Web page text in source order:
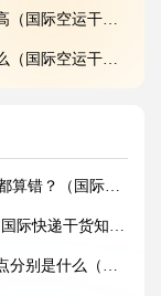
干货知识分享）
干货知识分享）
马逊卖家请注意）
运干货知识分享)
高?(亚马逊卖家请注意)
际空运干货知识分享)
运干货知识分享）
干货知识分享）
海运干货知识分享）